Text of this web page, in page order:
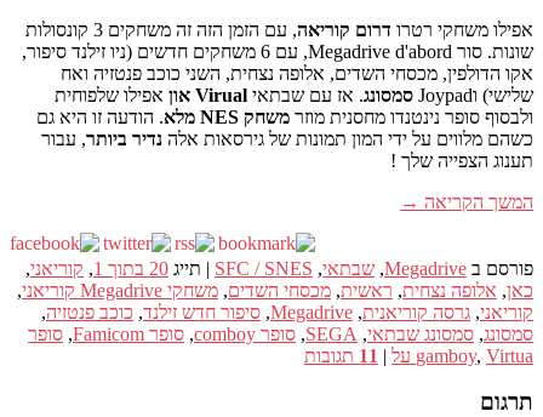
אפילו משחקי רטרו דרום קוריאה
, עם הזמן הזה זה משחקים 3 קונסולות
שונות. סור Megadrive d'abord, עם 6 משחקים חדשים (ניו זילנד סיפור,
אקו הדולפין, מכסחי השדים, אלופה נצחית, השני כוכב פנטזיה ואח
שלישי) וJoypad
סמסונג. אז עם שבתאי Virual און
אפילו שלפוחית ​​
ולבסוף סופר נינטנדו מחסנית מוזר משחק NES מלא
. הודעה זו היא גם
כשהם מלווים על ידי המון תמונות של גירסאות אלה נדיר ביותר, עבור
תענוג הצפייה שלך !
המשך הקריאה →
פורסם ב Megadrive
, שבתאי,
SFC / SNES
| תייג 20 בתוך 1 , קוריאני,
כאן, אלופה נצחית, ראשית, מכסחי השדים, משחקי Megadrive קוריאני
,
קוריאני, גרסה קוריאנית,
Megadrive
, סיפור חדש זילנד, כוכב פנטזיה,
סמסונג, סמסונג שבתאי,
SEGA
, סופר comboy , סופר Famicom , סופר
gamboy, Virtua על |
11 תגובות
תרגום